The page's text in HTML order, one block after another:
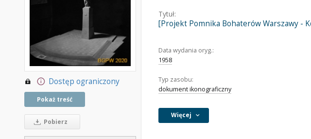
Dostęp ograniczony
Pokaż treść
Pobierz
Tytuł:
[Projekt Pomnika Bohaterów Warszawy -
Data wydania oryg.:
1958
Typ zasobu:
dokument ikonograficzny
Więcej